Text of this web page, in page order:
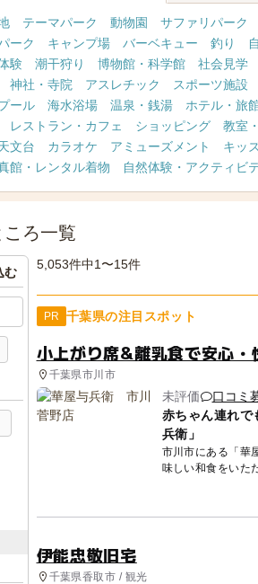
テーマパーク 動物園 サファリパーク
ーク
キャンプ場 バーベキュー 釣り
験 潮干狩り 博物館・科学館 社会見学
神社・寺院 アスレチック スポーツ施設
ール 海水浴場 温泉・銭湯 ホテル・旅
レストラン・カフェ ショッピング 教室
文台
カラオケ アミューズメント キッ
館・レンタル着物 自然体験・アクティビ
ろ一覧
5,053件中1〜15件
PR 千葉県の注目スポット
小上がり席&離乳食で安心・
千葉県市川市
未評価
口コミ
赤ちゃん連れで
兵衛」
市川市にある「華
味しい和食をいた
伊能忠敬旧宅
千葉県香取市 / 観光
む